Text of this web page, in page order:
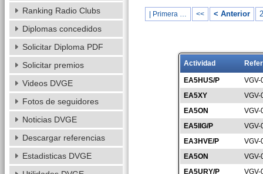
| Primera … << < Anterior
Actividad
EA5HUS/P
VGV-
EA5XY
VGV-
EA5ON
VGV-
EA5IIG/P
VGV-
EA3HVE/P
VGV-
EA5ON
VGV-
EA5URY/P
VGV-
Ranking Radio Clubs
Diplomas concedidos
Solicitar Diploma PDF
Solicitar premios
Videos DVGE
Fotos de seguidores
Noticias DVGE
Descargar referencias
Estadisticas DVGE